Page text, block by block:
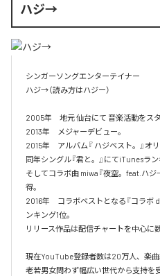
ハジ→
シンガーソングエンターテイナー
ハジ→（読み方はハジー）
2005年　地元 仙台にて 音楽活動をスタ
2013年　メジャーデビュー。
2015年　アルバム『 ハジベスト。』オ
同年シングル『君と。』にてiTunesラン
そしてコラボ曲 miwa『夜空。feat.ハ
得。
2016年　コラボベストとなる『コラボ
ンキング1位。
リリース作品は配信チャートを中心に
現在YouTube登録者数は20万人、楽曲
老若男女問わず幅広い世代から支持を